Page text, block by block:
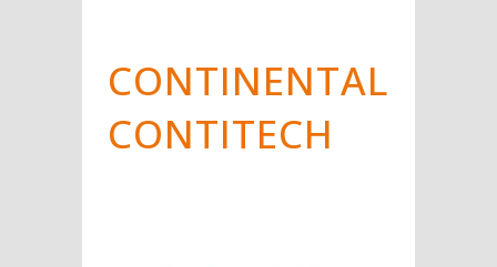
CONTINENTAL
CONTITECH